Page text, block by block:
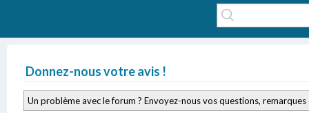
Donnez-nous votre avis !
Un problème avec le forum ? Envoyez-nous vos questions,